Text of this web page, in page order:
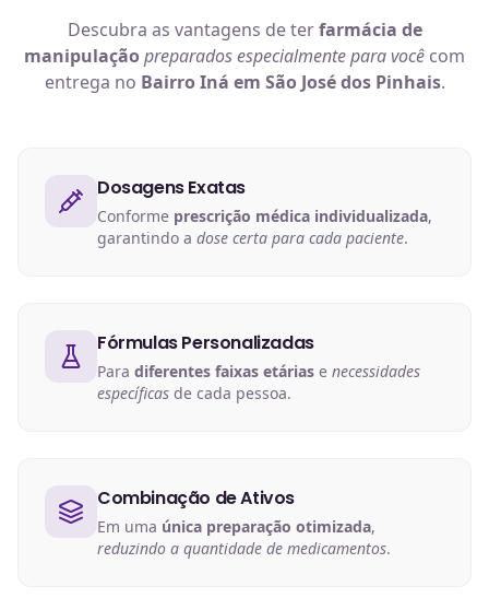
Descubra as vantagens de terfarmácia de
manipulaçãopreparados especialmente para você com
entrega no Bairro Iná em São José dos Pinhais.
Dosagens Exatas
Conforme prescrição médica individualizada,
garantindo a dose certa para cada paciente.
Fórmulas Personalizadas
Para diferentes faixas etárias e necessidades
específicas de cada pessoa.
Combinação de Ativos
Em uma única preparação otimizada,
reduzindo a quantidade de medicamentos.